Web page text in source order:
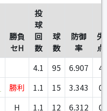
勝負
セH
投
球
回
数
球
数
防御
率
失
点
4.1 95 6.907
4
勝利 1.1 15 3.343
0
H 1.1 12 6.312
0